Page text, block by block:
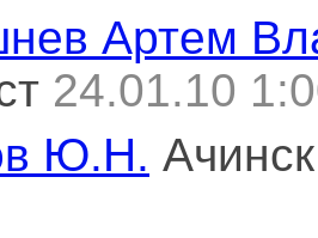
Артем
24.01.10
Ю.Н. Ачинск